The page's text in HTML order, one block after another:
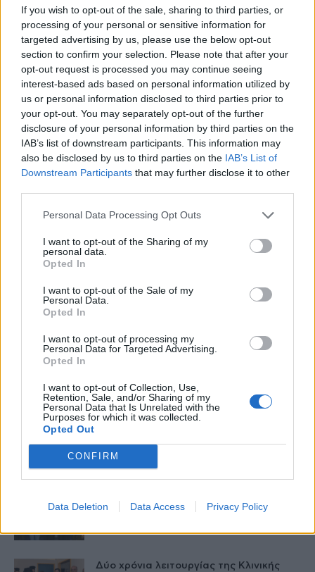
If you wish to opt-out of the sale, sharing to third parties, or
processing of your personal or sensitive information for
targeted advertising by us, please use the below opt-out
section to confirm your selection. Please note that after your
opt-out request is processed you may continue seeing
interest-based ads based on personal information utilized by
us or personal information disclosed to third parties prior to
your opt-out. You may separately opt-out of the further
disclosure of your personal information by third parties on the
IAB’s list of downstream participants. This information may
also be disclosed by us to third parties on the IAB’s List of
Downstream Participants that may further disclose it to other
Personal Data Processing Opt Outs
I want to opt-out of the Sharing of my
personal data.
Opted In
I want to opt-out of the Sale of my
Personal Data.
Opted In
I want to opt-out of processing my
Personal Data for Targeted Advertising.
Opted In
I want to opt-out of Collection, Use,
Retention, Sale, and/or Sharing of my
Personal Data that Is Unrelated with the
Purposes for which it was collected.
Opted Out
CONFIRM
Data Deletion Data Access Privacy Policy
εξετάζει αν είναι ΣΜΝ
TAGS αντικίνητρα αύξηση συμμετοχής προσωπικός γιατρός
healthstories
Δείτε Ακόμη
τομέα
27 Φεβρουαρίου 2026
στο Ίλιον – Τι ανακοινώθηκε από...
Δύο χρόνια λειτουργίας της Κλινικής